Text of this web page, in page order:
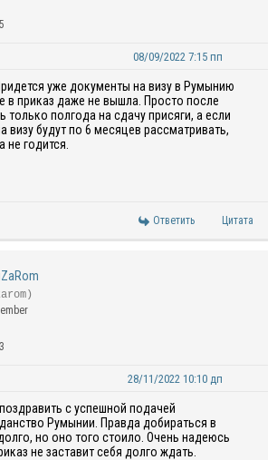
08/09/2022 7:15 пп
уже документы на визу в Румынию
в приказ даже не вышла. Просто после
только полгода на сдачу присяги, а если
визу будут по 6 месяцев рассматривать,
не годится.
Ответить Цитата
28/11/2022 10:10 дп
с успешной подачей
Румынии. Правда добираться в
но оно того стоило. Очень надеюсь
не заставит себя долго ждать.